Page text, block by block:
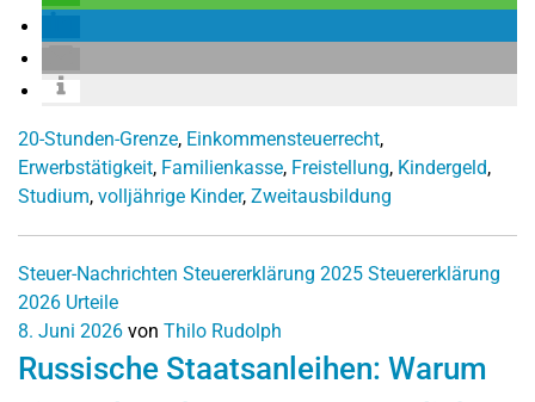
20-Stunden-Grenze, Einkommensteuerrecht,
Erwerbstätigkeit, Familienkasse, Freistellung, Kindergeld,
Studium, volljährige Kinder, Zweitausbildung
Steuer-Nachrichten Steuererklärung 2025 Steuererklärung
2026 Urteile
8. Juni 2026 von Thilo Rudolph
Russische Staatsanleihen: Warum